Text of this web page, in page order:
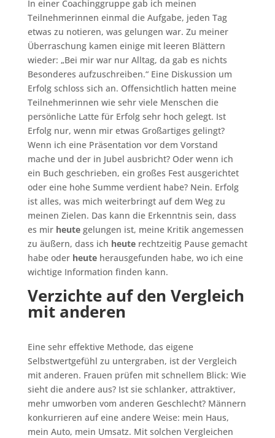
In einer Coachinggruppe gab ich meinen
Teilnehmerinnen einmal die Aufgabe, jeden Tag
etwas zu notieren, was gelungen war. Zu meiner
Überraschung kamen einige mit leeren Blättern
wieder: „Bei mir war nur Alltag, da gab es nichts
Besonderes aufzuschreiben.“ Eine Diskussion um
Erfolg schloss sich an. Offensichtlich hatten meine
Teilnehmerinnen wie sehr viele Menschen die
persönliche Latte für Erfolg sehr hoch gelegt. Ist
Erfolg nur, wenn mir etwas Großartiges gelingt?
Wenn ich eine Präsentation vor dem Vorstand
mache und der in Jubel ausbricht? Oder wenn ich
ein Buch geschrieben, ein großes Fest ausgerichtet
oder eine hohe Summe verdient habe? Nein. Erfolg
ist alles, was mich weiterbringt auf dem Weg zu
meinen Zielen. Das kann die Erkenntnis sein, dass
es mir heutegelungen ist, meine Kritik angemessen
zu äußern, dass ich heuterechtzeitig Pause gemacht
habe oder heuteherausgefunden habe, wo ich eine
wichtige Information finden kann.
Verzichte auf den Vergleich
mit anderen
Eine sehr effektive Methode, das eigene
Selbstwertgefühl zu untergraben, ist der Vergleich
mit anderen. Frauen prüfen mit schnellem Blick: Wie
sieht die andere aus? Ist sie schlanker, attraktiver,
mehr umworben vom anderen Geschlecht? Männern
konkurrieren auf eine andere Weise: mein Haus,
mein Auto, mein Umsatz. Mit solchen Vergleichen